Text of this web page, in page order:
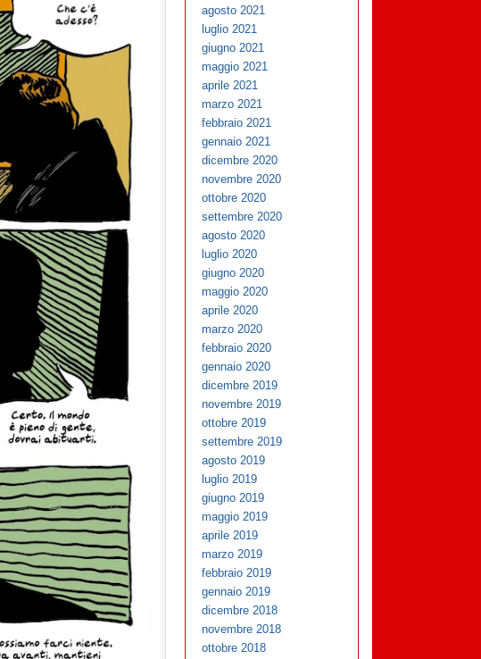
agosto 2021
luglio 2021
giugno 2021
maggio 2021
aprile 2021
marzo 2021
febbraio 2021
gennaio 2021
dicembre 2020
novembre 2020
ottobre 2020
settembre 2020
agosto 2020
luglio 2020
giugno 2020
maggio 2020
aprile 2020
marzo 2020
febbraio 2020
gennaio 2020
dicembre 2019
novembre 2019
ottobre 2019
settembre 2019
agosto 2019
luglio 2019
giugno 2019
maggio 2019
aprile 2019
marzo 2019
febbraio 2019
gennaio 2019
dicembre 2018
novembre 2018
ottobre 2018